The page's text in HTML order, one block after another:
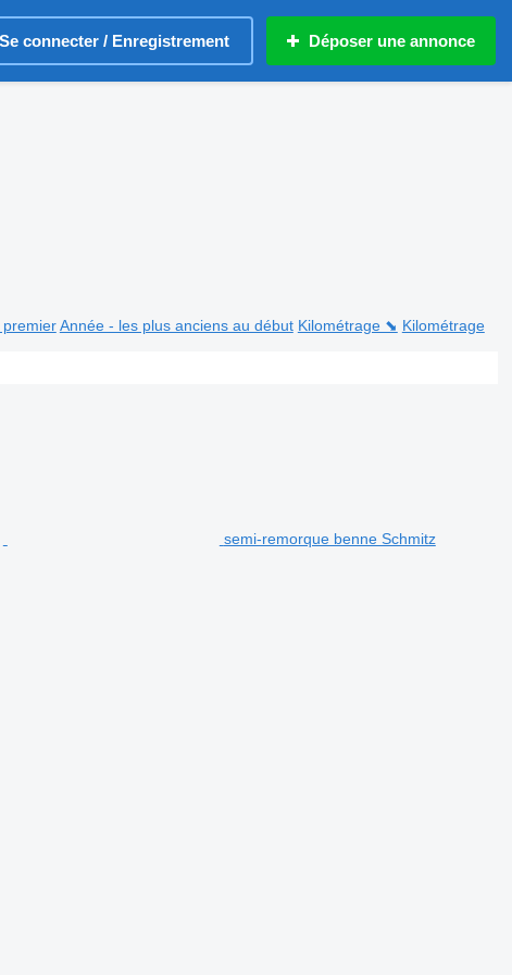
Se connecter / Enregistrement Déposer une annonce
Année - les plus anciens au début Kilométrage ⬊ Kilométrage
semi-remorque benne Schmitz